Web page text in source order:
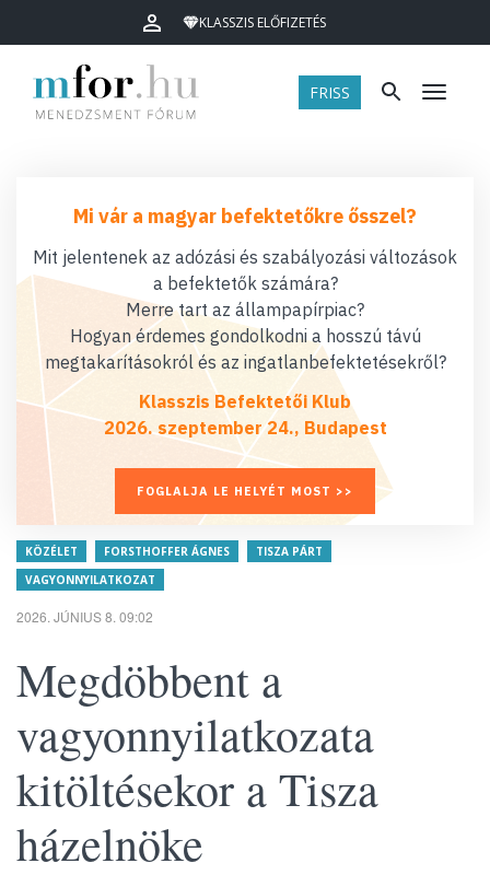
KLASSZIS ELŐFIZETÉS
FRISS Menü
Mi vár a magyar befektetőkre ősszel?
Mit jelentenek az adózási és szabályozási változások
a befektetők számára?
Merre tart az állampapírpiac?
Hogyan érdemes gondolkodni a hosszú távú
megtakarításokról és az ingatlanbefektetésekről?
Klasszis Befektetői Klub
2026. szeptember 24., Budapest
FOGLALJA LE HELYÉT MOST >>
KÖZÉLET FORSTHOFFER ÁGNES
TISZA PÁRT
VAGYONNYILATKOZAT
2026. JÚNIUS 8. 09:02
Megdöbbent a
vagyonnyilatkozata
kitöltésekor a Tisza
házelnöke